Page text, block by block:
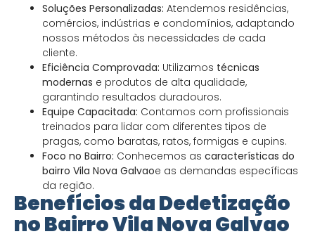
Soluções Personalizadas: Atendemos residências,
comércios, indústrias e condomínios, adaptando
nossos métodos às necessidades de cada
cliente.
Eficiência Comprovada: Utilizamos técnicas
modernas e produtos de alta qualidade,
garantindo resultados duradouros.
Equipe Capacitada: Contamos com profissionais
treinados para lidar com diferentes tipos de
pragas, como baratas, ratos, formigas e cupins.
Foco no Bairro: Conhecemos as características do
bairro Vila Nova Galvaoe as demandas específicas
da região.
Benefícios da Dedetização
no Bairro Vila Nova Galvao